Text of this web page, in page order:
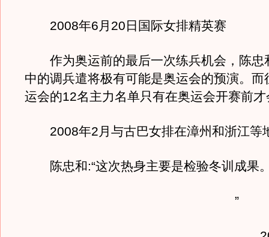
2008年6月20日国际女排精英赛
作为奥运前的最后一次练兵机会，陈忠
中的调兵遣将极有可能是奥运会的预演。
运会的12名主力名单只有在奥运会开赛前
2008年2月与古巴女排在漳州和浙江等
陈忠和:“这次热身主要是检验冬训成果
”